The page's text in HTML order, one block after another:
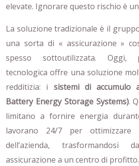
elevate. Ignorare questo rischio è
La soluzione tradizionale è il
una sorta di « assicurazione »
spesso sottoutilizzata. Oggi,
tecnologica offre una soluzione
redditizia: i sistemi di accumulo
Battery Energy Storage Systems).
limitano a fornire energia
lavorano 24/7 per ottimizzare
dell’azienda,
assicurazione a un centro di profitto.